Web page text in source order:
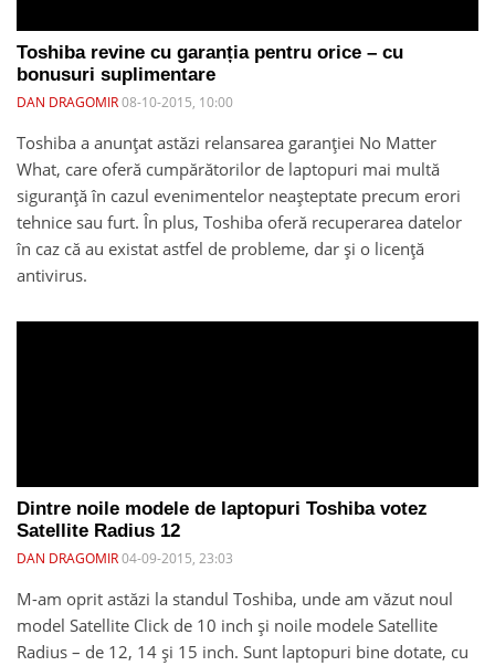
Toshiba revine cu garanția pentru orice – cu
bonusuri suplimentare
DAN DRAGOMIR08-10-2015, 10:00
Toshiba a anunțat astăzi relansarea garanției No Matter
What, care oferă cumpărătorilor de laptopuri mai multă
siguranță în cazul evenimentelor neașteptate precum erori
tehnice sau furt. În plus, Toshiba oferă recuperarea datelor
în caz că au existat astfel de probleme, dar și o licență
antivirus.
Dintre noile modele de laptopuri Toshiba votez
Satellite Radius 12
DAN DRAGOMIR04-09-2015, 23:03
M-am oprit astăzi la standul Toshiba, unde am văzut noul
model Satellite Click de 10 inch și noile modele Satellite
Radius – de 12, 14 și 15 inch. Sunt laptopuri bine dotate, cu